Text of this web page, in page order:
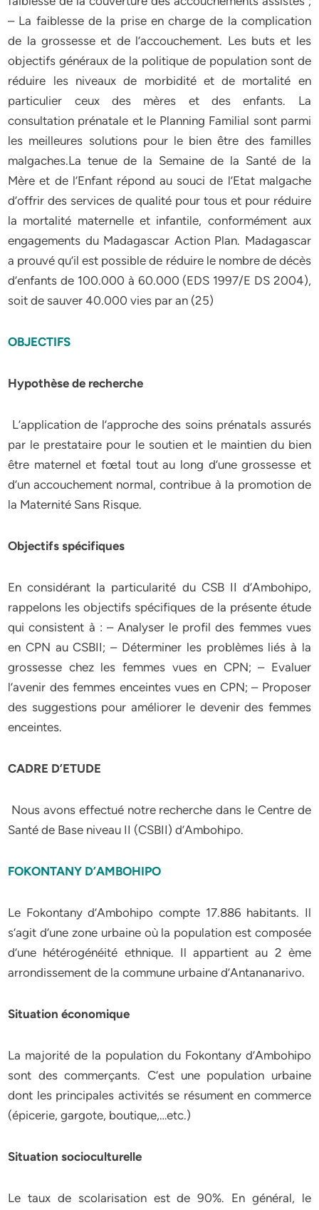
– La faiblesse de la prise en charge de la complication
de la grossesse et de l’accouchement. Les buts et les
objectifs généraux de la politique de population sont de
réduire les niveaux de morbidité et de mortalité en
particulier ceux des mères et des enfants. La
consultation prénatale et le Planning Familial sont parmi
les meilleures solutions pour le bien être des familles
malgaches.La tenue de la Semaine de la Santé de la
Mère et de l’Enfant répond au souci de l’Etat malgache
d’offrir des services de qualité pour tous et pour réduire
la mortalité maternelle et infantile, conformément aux
engagements du Madagascar Action Plan. Madagascar
a prouvé qu’il est possible de réduire le nombre de décès
d’enfants de 100.000 à 60.000 (EDS 1997/E DS 2004),
soit de sauver 40.000 vies par an (25)
OBJECTIFS
Hypothèse de recherche
L’application de l’approche des soins prénatals assurés
par le prestataire pour le soutien et le maintien du bien
être maternel et fœtal tout au long d’une grossesse et
d’un accouchement normal, contribue à la promotion de
la Maternité Sans Risque.
Objectifs spécifiques
En considérant la particularité du CSB II d’Ambohipo,
rappelons les objectifs spécifiques de la présente étude
qui consistent à : – Analyser le profil des femmes vues
en CPN au CSBII; – Déterminer les problèmes liés à la
grossesse chez les femmes vues en CPN; – Evaluer
l’avenir des femmes enceintes vues en CPN; – Proposer
des suggestions pour améliorer le devenir des femmes
enceintes.
CADRE D’ETUDE
Nous avons effectué notre recherche dans le Centre de
Santé de Base niveau II (CSBII) d’Ambohipo.
FOKONTANY D’AMBOHIPO
Le Fokontany d’Ambohipo compte 17.886 habitants. Il
s’agit d’une zone urbaine où la population est composée
d’une hétérogénéité ethnique. Il appartient au 2 ème
arrondissement de la commune urbaine d’Antananarivo.
Situation économique
La majorité de la population du Fokontany d’Ambohipo
sont des commerçants. C’est une population urbaine
dont les principales activités se résument en commerce
(épicerie, gargote, boutique,…etc.)
Situation socioculturelle
Le taux de scolarisation est de 90%. En général, le